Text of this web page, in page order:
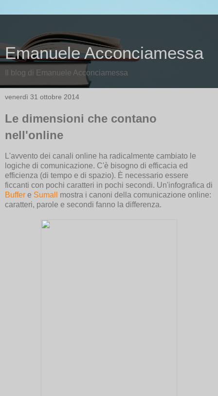
Emanuele Acconciamessa
Il blog di Emanuele Acconciamessa
venerdì 31 ottobre 2014
Le dimensioni che contano
nell'online
L'avvento dei canali online ha radicalmente cambiato le
logiche di comunicazione. C'è bisogno di efficacia ed
efficienza (di tempo e di spazio). È necessario essere
ficcanti con pochi caratteri in pochi secondi. Un'infografica di
Buffer e Sumall
mostra i canoni della comunicazione online:
caratteri, parole e secondi fanno la differenza.